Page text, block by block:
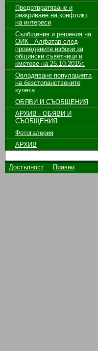
Предотвратяване и
разкриване на конфликт
на интереси
Съобщения и решения на
ОИК - Алфатар след
проведените избори за
общински съветници и
кметове на 25.10.2015г.
Овладяване популацията
на безстопанствените
кучета
ОБЯВИ И СЪОБЩЕНИЯ
АРХИВ - ОБЯВИ И
СЪОБЩЕНИЯ
Фотогалерия
АРХИВ
Достъпност Правни